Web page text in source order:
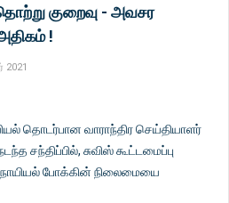
குறைவு - அவசர
!
2021
தொடர்பான வாராந்திர செய்தியாளர்
சந்திப்பில், சுவிஸ் கூட்டமைப்பு
போக்கின் நிலைமையை